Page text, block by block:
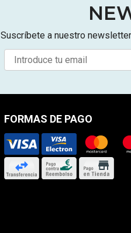
Suscríbete a nuestro
FORMAS DE PAGO